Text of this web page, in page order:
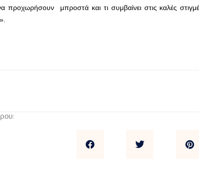
προχωρήσουν μπροστά και τι συμβαίνει στις καλές